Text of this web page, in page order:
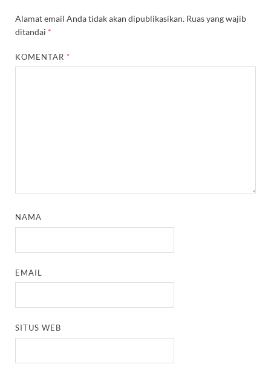
Alamat email Anda tidak akan dipublikasikan. Ruas yang wajib
ditandai *
KOMENTAR *
NAMA
EMAIL
SITUS WEB